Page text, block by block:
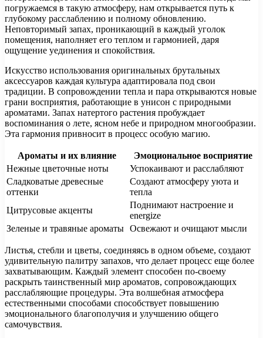
погружаемся в такую атмосферу, нам открывается путь к
глубокому расслаблению и полному обновлению.
Неповторимый запах, проникающий в каждый уголок
помещения, наполняет его теплом и гармонией, даря
ощущение уединения и спокойствия.
Искусство использования оригинальных брутальных
аксессуаров каждая культура адаптировала под свои
традиции. В сопровождении тепла и пара открываются новые
грани восприятия, работающие в унисон с природными
ароматами. Запах натертого растения пробуждает
воспоминания о лете, ясном небе и природном многообразии.
Эта гармония привносит в процесс особую магию.
Ароматы и их влияние
Эмоциональное восприятие
Нежные цветочные ноты
Успокаивают и расслабляют
Сладковатые древесные
оттенки
Создают атмосферу уюта и
тепла
Цитрусовые акценты
Поднимают настроение и
energize
Зеленые и травяные ароматы Освежают и очищают мысли
Листья, стебли и цветы, соединяясь в одном объеме, создают
удивительную палитру запахов, что делает процесс еще более
захватывающим. Каждый элемент способен по-своему
раскрыть таинственный мир ароматов, сопровождающих
расслабляющие процедуры. Эта волшебная атмосфера
естественными способами способствует повышению
эмоционального благополучия и улучшению общего
самочувствия.